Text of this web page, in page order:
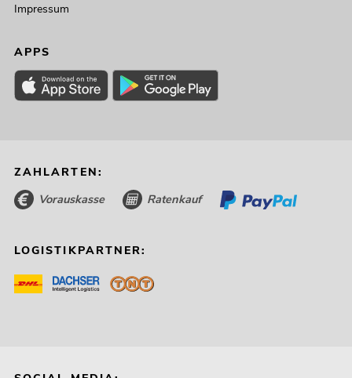
Impressum
APPS
ZAHLARTEN:
Vorauskasse Ratenkauf
LOGISTIKPARTNER: